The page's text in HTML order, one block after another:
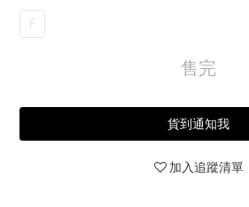
F
售完
貨到通知我
加入追蹤清單